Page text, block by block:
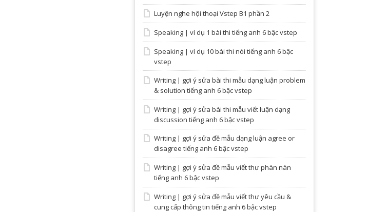
Luyện nghe hội thoại Vstep B1 phần 2
Speaking | ví dụ 1 bài thi tiếng anh 6 bậc vstep
Speaking | ví dụ 10 bài thi nói tiếng anh 6 bậc
vstep
Writing | gợi ý sửa bài thi mẫu dạng luận problem
& solution tiếng anh 6 bậc vstep
Writing | gợi ý sửa bài thi mẫu viết luận dạng
discussion tiếng anh 6 bậc vstep
Writing | gợi ý sửa đề mẫu dạng luận agree or
disagree tiếng anh 6 bậc vstep
Writing | gợi ý sửa đề mẫu viết thư phàn nàn
tiếng anh 6 bậc vstep
Writing | gợi ý sửa đề mẫu viết thư yêu cầu &
cung cấp thông tin tiếng anh 6 bậc vstep